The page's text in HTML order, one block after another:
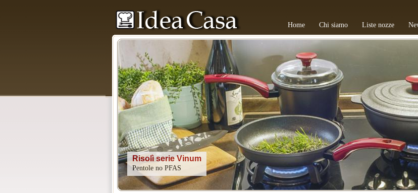
Home Chi siamo Liste nozze
Kitchenaid